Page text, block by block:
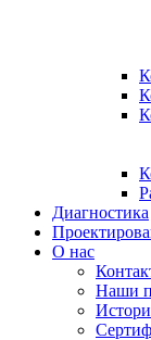
Диагностика
О нас
Наши